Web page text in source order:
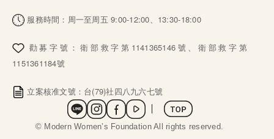
服務時間：周一至周五 9:00-12:00、13:30-18:00
勸募字號：衛部救字第1141365146號、衛部救字第
1151361184號
立案核准文號：台(79)社四八九六七號
© Modern Women’s Foundation All rights reserved.